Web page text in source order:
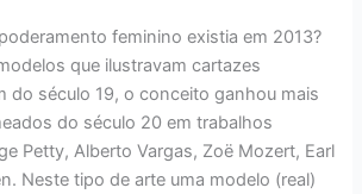
feminino existia em 2013?
que ilustravam cartazes
do século 19, o conceito ganhou mais
do século 20 em trabalhos
Petty, Alberto Vargas, Zoë Mozert, Earl
Neste tipo de arte uma modelo (real)